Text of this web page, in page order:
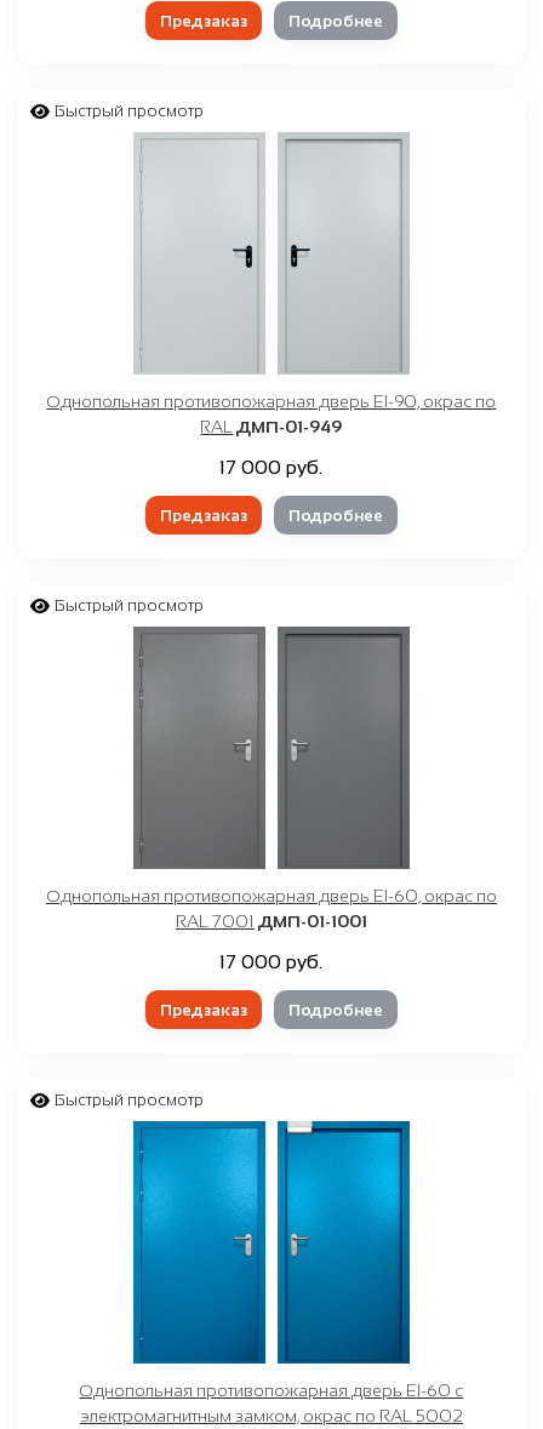
Предзаказ Подробнее
Быстрый просмотр
Однопольная противопожарная дверь EI-90, окрас по
RAL ДМП-01-949
17 000 руб.
Предзаказ Подробнее
Быстрый просмотр
Однопольная противопожарная дверь EI-60, окрас по
RAL 7001 ДМП-01-1001
17 000 руб.
Предзаказ Подробнее
Быстрый просмотр
Однопольная противопожарная дверь EI-60 с
электромагнитным замком, окрас по RAL 5002